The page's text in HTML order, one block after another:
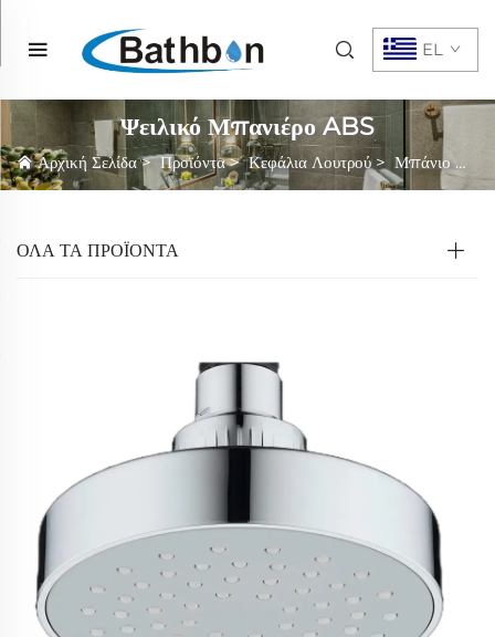
EL
Ψειλικό Μπανιέρο ABS
Αρχική Σελίδα>Προϊόντα>Κεφάλια Λουτρού> Μπάνιο Με Νερό Βροχής
ΌΛΑ ΤΑ ΠΡΟΪΟΝΤΑ